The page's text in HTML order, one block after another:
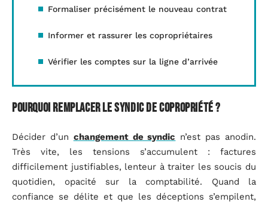
Formaliser précisément le nouveau contrat
Informer et rassurer les copropriétaires
Vérifier les comptes sur la ligne d’arrivée
Pourquoi remplacer le syndic de copropriété ?
Décider d’un changement de syndic n’est pas anodin.
Très vite, les tensions s’accumulent : factures
difficilement justifiables, lenteur à traiter les soucis du
quotidien, opacité sur la comptabilité. Quand la
confiance se délite et que les déceptions s’empilent,